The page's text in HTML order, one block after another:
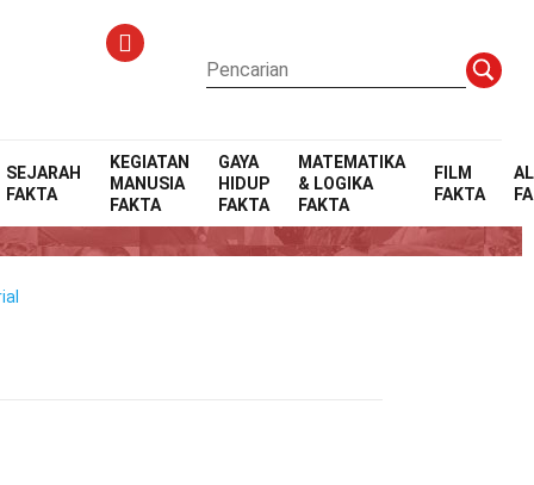
SEJARAH
FAKTA
KEGIATAN
MANUSIA
FAKTA
GAYA
HIDUP
FAKTA
MATEMATIKA
& LOGIKA
FAKTA
FILM
FAKTA